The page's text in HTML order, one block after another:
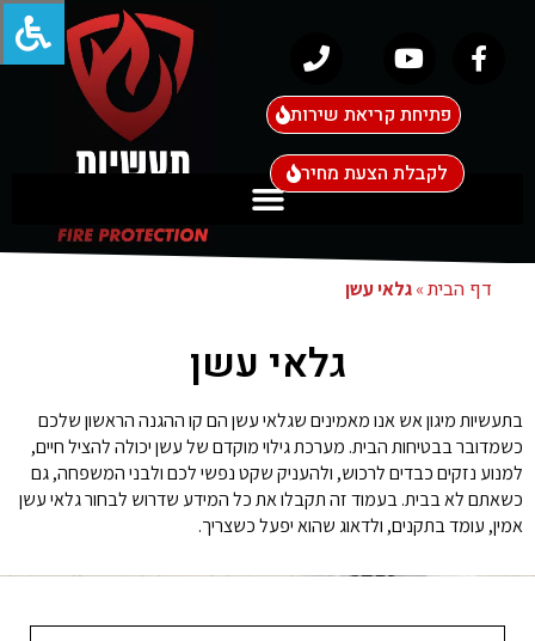
פתיחת קריאת שירות
לקבלת הצעת מחיר
דף הבית»גלאי עשן
גלאי עשן
בתעשיות מיגון אש אנו מאמינים שגלאי עשן הם קו ההגנה הראשון שלכם
כשמדובר בבטיחות הבית. מערכת גילוי מוקדם של עשן יכולה להציל חיים,
למנוע נזקים כבדים לרכוש, ולהעניק שקט נפשי לכם ולבני המשפחה, גם
כשאתם לא בבית. בעמוד זה תקבלו את כל המידע שדרוש לבחור גלאי עשן
אמין, עומד בתקנים, ולדאוג שהוא יפעל כשצריך.